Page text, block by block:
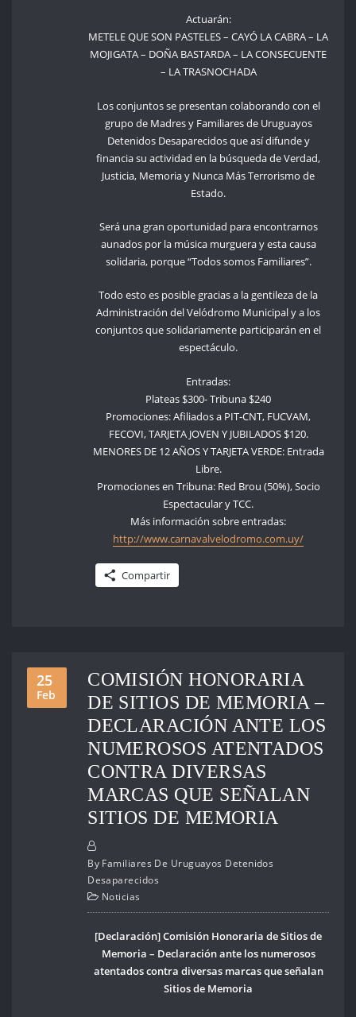
Actuarán:
METELE QUE SON PASTELES – CAYÓ LA CABRA – LA
MOJIGATA – DOÑA BASTARDA – LA CONSECUENTE
– LA TRASNOCHADA
Los conjuntos se presentan colaborando con el
grupo de Madres y Familiares de Uruguayos
Detenidos Desaparecidos que así difunde y
financia su actividad en la búsqueda de Verdad,
Justicia, Memoria y Nunca Más Terrorismo de
Estado.
Será una gran oportunidad para encontrarnos
aunados por la música murguera y esta causa
solidaria, porque “Todos somos Familiares”.
Todo esto es posible gracias a la gentileza de la
Administración del Velódromo Municipal y a los
conjuntos que solidariamente participarán en el
espectáculo.
Entradas:
Plateas $300- Tribuna $240
Promociones: Afiliados a PIT-CNT, FUCVAM,
FECOVI, TARJETA JOVEN Y JUBILADOS $120.
MENORES DE 12 AÑOS Y TARJETA VERDE: Entrada
Libre.
Promociones en Tribuna: Red Brou (50%), Socio
Espectacular y TCC.
Más información sobre entradas:
http://www.carnavalvelodromo.com.uy/
Compartir
25
Feb
COMISIÓN HONORARIA
DE SITIOS DE MEMORIA –
DECLARACIÓN ANTE LOS
NUMEROSOS ATENTADOS
CONTRA DIVERSAS
MARCAS QUE SEÑALAN
SITIOS DE MEMORIA
By Familiares De Uruguayos Detenidos
Desaparecidos
Noticias
[Declaración] Comisión Honoraria de Sitios de
Memoria – Declaración ante los numerosos
atentados contra diversas marcas que señalan
Sitios de Memoria